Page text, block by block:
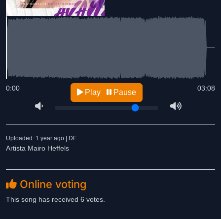
03:08
0:00 Play Pause
Uploaded: 1 year ago | DE
Artista Mairo Heffels
Online voting
This song has received 6 votes.